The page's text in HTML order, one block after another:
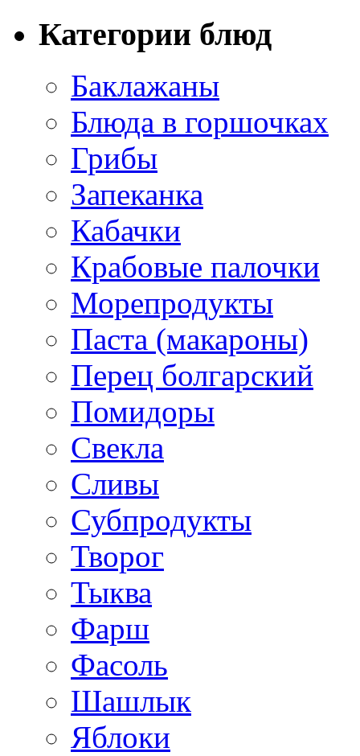
Категории блюд
Баклажаны
Блюда в горшочках
Грибы
Запеканка
Кабачки
Крабовые палочки
Морепродукты
Паста (макароны)
Перец болгарский
Помидоры
Свекла
Сливы
Субпродукты
Творог
Тыква
Фарш
Фасоль
Шашлык
Яблоки